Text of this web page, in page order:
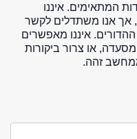
המתאימים. איננו
אך אנו משתדלים לקשר
איננו מאפשרים
או צרור ביקורות
ממחשב זהה.